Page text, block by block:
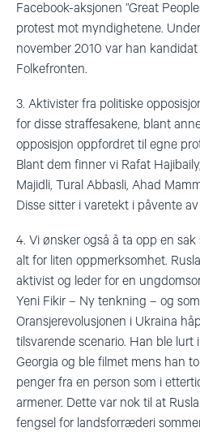
Facebook-aksjonen ”Great
protest mot myndighetene.
november 2010 var han
Folkefronten.
3. Aktivister fra politiske
for disse straffesakene, blant
opposisjon oppfordret til egne
Blant dem finner vi Rafat
Majidli, Tural Abbasli, Ahad
Disse sitter i varetekt i påvente
4. Vi ønsker også å ta opp en
alt for liten oppmerksomhet.
aktivist og leder for en
Yeni Fikir – Ny tenkning – og
Oransjerevolusjonen i Ukraina
tilsvarende scenario. Han ble lurt
Georgia og ble filmet mens han
penger fra en person som i
armener. Dette var nok til at
fengsel for landsforræderi